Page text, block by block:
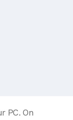
PC. On